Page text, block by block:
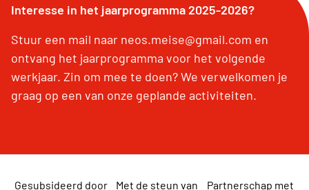
Interesse in het jaarprogramma 2025-2026?
Stuur een mail naar neos.meise@gmail.com en
ontvang het jaarprogramma voor het volgende
werkjaar. Zin om mee te doen? We verwelkomen je
graag op een van onze geplande activiteiten.
Gesubsideerd door Met de steun van Partnerschap met